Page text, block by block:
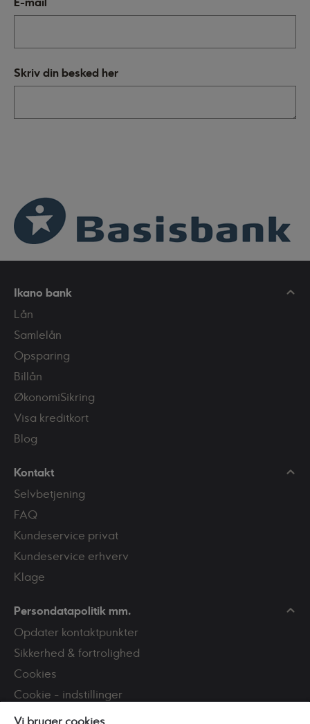
Skriv din besked her
Ikano bank
Lån
Samlelån
Opsparing
Billån
ØkonomiSikring
Visa kreditkort
Blog
Kontakt
Selvbetjening
FAQ
Kundeservice privat
Kundeservice erhverv
Klage
Persondatapolitik mm.
Opdater kontaktpunkter
Sikkerhed & fortrolighed
Cookies
Cookie - indstillinger
Tilgængelighed
Vi bruger cookies